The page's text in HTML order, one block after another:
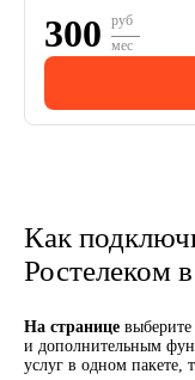
300
руб
мес
Как
Ростелеком
На странице
и дополнительным
услуг в одном пакете,